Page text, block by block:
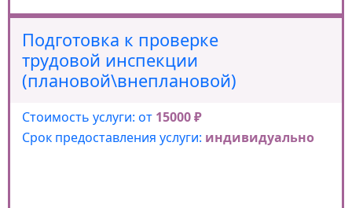
Подготовка к проверке
трудовой инспекции
(плановой\внеплановой)
Стоимость услуги: от 15000 ₽
Срок предоставления услуги: индивидуально